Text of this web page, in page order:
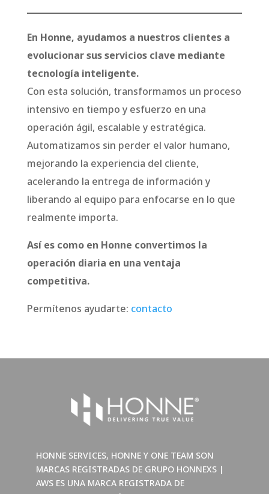
En Honne, ayudamos a nuestros clientes a
evolucionar sus servicios clave mediante
tecnología inteligente.
Con esta solución, transformamos un proceso
intensivo en tiempo y esfuerzo en una
operación ágil, escalable y estratégica.
Automatizamos sin perder el valor humano,
mejorando la experiencia del cliente,
acelerando la entrega de información y
liberando al equipo para enfocarse en lo que
realmente importa.
Así es como en Honne convertimos la
operación diaria en una ventaja
competitiva.
Permítenos ayudarte: contacto
HONNE SERVICES, HONNE Y ONE TEAM SON
MARCAS REGISTRADAS DE GRUPO HONNEXS |
AWS ES UNA MARCA REGISTRADA DE